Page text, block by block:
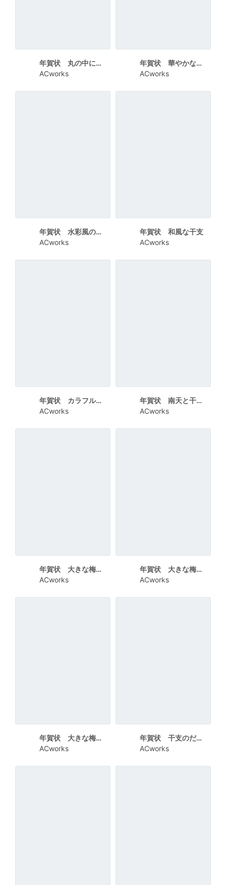
年賀状 丸の中にお正月イラスト
ACworks
年賀状 華やかな扇子と干支
ACworks
年賀状 水彩風の干支
ACworks
年賀状 和風な干支
ACworks
年賀状 カラフルな干支
ACworks
年賀状 南天と干支の土鈴
ACworks
年賀状 大きな梅の花に干支の文字
ACworks
年賀状 大きな梅の花に寿の文字
ACworks
年賀状 大きな梅の花に福の文字
ACworks
年賀状 干支のだるま
ACworks